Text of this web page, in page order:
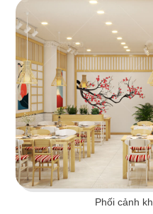
HUI
Lấy cảm hứng từ nét
hơi
Phối cảnh